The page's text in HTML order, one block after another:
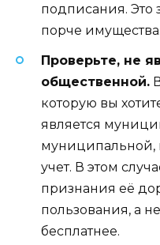
подписания. Это
порче имущества.
Проверьте, не
общественной.
которую вы
является
муниципальной,
учет. В этом
признания её
пользования, а
бесплатнее.